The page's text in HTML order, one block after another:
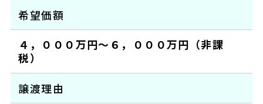
希望価額
４，０００万円～６，０００万円（非課
税）
譲渡理由